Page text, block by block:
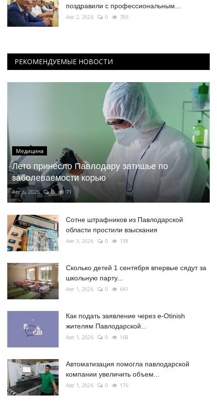
поздравили с профессиональным...
Авг 2, 2026 0 786
РЕКОМЕНДУЕМЫЕ НОВОСТИ
Медицина
Лето принесло Павлодару затишье по
заболеваемости корью
Авг 6, 2026 0 71
Сотне штрафников из Павлодарской
области простили взыскания
Авг 3, 2026 0 138
Сколько детей 1 сентября впервые сядут за
школьную парту...
Авг 1, 2026 0 641
Как подать заявление через e-Otinish
жителям Павлодарской...
Авг 1, 2026 0 168
Автоматизация помогла павлодарской
компании увеличить объем...
Авг 1, 2026 0 176